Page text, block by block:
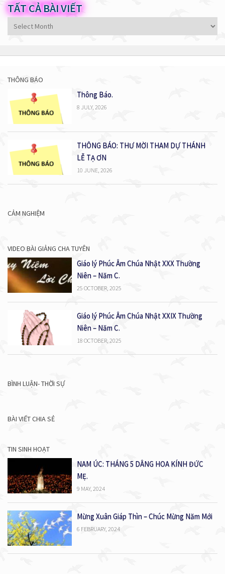
TẤT CẢ BÀI VIẾT
Tất
cả
viết
THÔNG BÁO
Thông Báo.
8 JULY, 2026
THÔNG BÁO: THƯ MỜI THAM DỰ THÁNH
LỄ TẠ ƠN
10 JUNE, 2026
CẢM NGHIỆM
VIDEO BÀI GIẢNG CHA TUYÊN
Giáo lý Phúc Âm Chúa Nhật XXX Thường
Niên – Năm C.
25 OCTOBER, 2025
Giáo lý Phúc Âm Chúa Nhật XXIX Thường
Niên – Năm C.
18 OCTOBER, 2025
BÌNH LUẬN- THỜI SỰ
BÀI VIẾT CHIA SẺ
TIN SINH HOẠT
NAM ÚC: THÁNG 5 DÂNG HOA KÍNH ĐỨC
MẸ.
9 MAY, 2024
Mừng Xuân Giáp Thìn – Chúc Mừng Năm Mới
6 FEBRUARY, 2024